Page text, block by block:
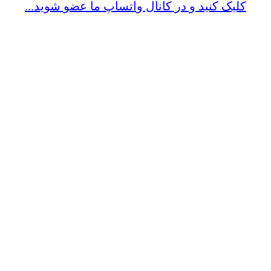
کلیک کنید و در کانال واتساپ ما عضو شوید...